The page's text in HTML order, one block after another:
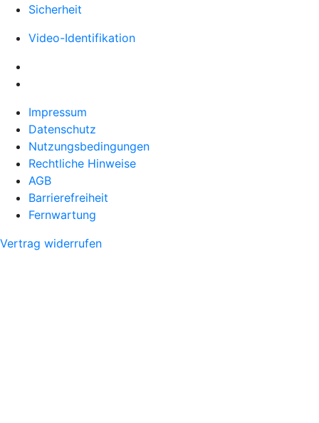
Sicherheit
Video-Identifikation
Impressum
Datenschutz
Nutzungsbedingungen
Rechtliche Hinweise
AGB
Barrierefreiheit
Fernwartung
Vertrag widerrufen